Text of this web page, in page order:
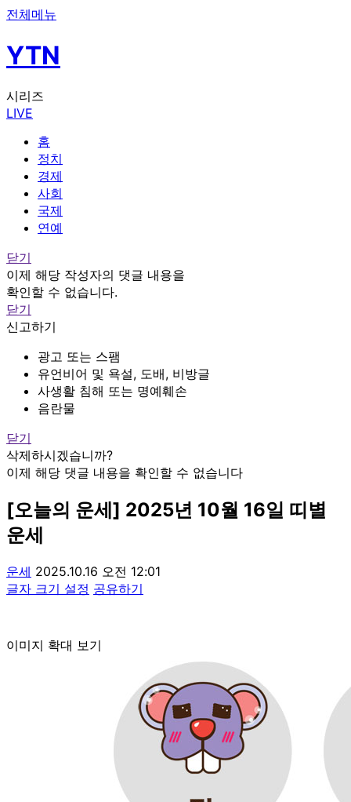
전체메뉴
YTN
시리즈
LIVE
홈
정치
경제
사회
국제
연예
닫기
이제 해당 작성자의 댓글 내용을
확인할 수 없습니다.
닫기
신고하기
광고 또는 스팸
유언비어 및 욕설, 도배, 비방글
사생활 침해 또는 명예훼손
음란물
닫기
삭제하시겠습니까?
이제 해당 댓글 내용을 확인할 수 없습니다
[오늘의 운세] 2025년 10월 16일 띠별
운세
운세 2025.10.16 오전 12:01
글자 크기 설정 공유하기
이미지 확대 보기